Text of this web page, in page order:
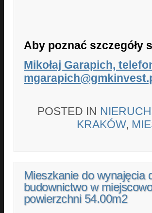
Aby poznać
Mikołaj Garapich,
POSTED IN
KRAKÓW,
Mieszkanie do wynajęcia
budownictwo w
powierzchni 54.00m2